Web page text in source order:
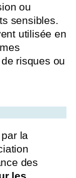
ou
sensibles.
utilisée en
risques ou
la
des